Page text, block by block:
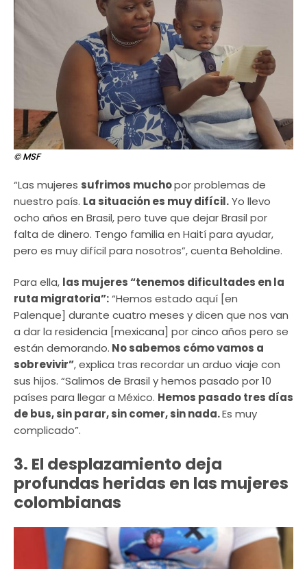
© MSF
“Las mujeres sufrimos muchopor problemas de
nuestro país. La situación es muy difícil.Yo llevo
ocho años en Brasil, pero tuve que dejar Brasil por
falta de dinero. Tengo familia en Haití para ayudar,
pero es muy difícil para nosotros”, cuenta Beholdine.
Para ella, las mujeres “tenemos dificultades en la
ruta migratoria”:“Hemos estado aquí [en
Palenque] durante cuatro meses y dicen que nos van
a dar la residencia [mexicana] por cinco años pero se
están demorando. No sabemos cómo vamos a
sobrevivir”, explica tras recordar un arduo viaje con
sus hijos. “Salimos de Brasil y hemos pasado por 10
países para llegar a México. Hemos pasado tres días
de bus, sin parar, sin comer, sin nada.Es muy
complicado”.
3. El desplazamiento deja
profundas heridas en las mujeres
colombianas